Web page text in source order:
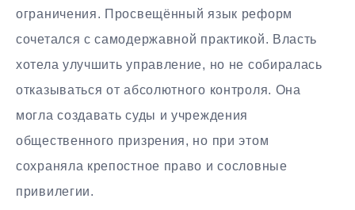
ограничения. Просвещённый язык реформ
сочетался с самодержавной практикой. Власть
хотела улучшить управление, но не собиралась
отказываться от абсолютного контроля. Она
могла создавать суды и учреждения
общественного призрения, но при этом
сохраняла крепостное право и сословные
привилегии.